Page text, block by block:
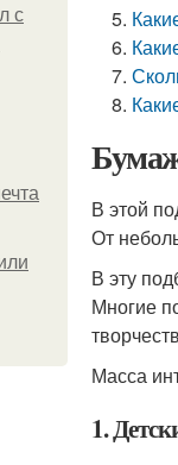
с
В этой
От
В эту
Многие
Масса
1.